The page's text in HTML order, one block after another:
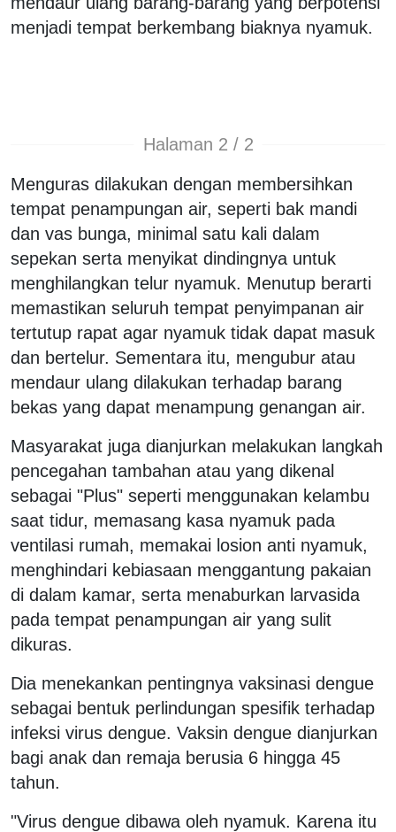
menjadi tempat berkembang biaknya nyamuk.
Halaman 2 / 2
Menguras dilakukan dengan membersihkan
tempat penampungan air, seperti bak mandi
dan vas bunga, minimal satu kali dalam
sepekan serta menyikat dindingnya untuk
menghilangkan telur nyamuk. Menutup berarti
memastikan seluruh tempat penyimpanan air
tertutup rapat agar nyamuk tidak dapat masuk
dan bertelur. Sementara itu, mengubur atau
mendaur ulang dilakukan terhadap barang
bekas yang dapat menampung genangan air.
Masyarakat juga dianjurkan melakukan langkah
pencegahan tambahan atau yang dikenal
sebagai "Plus" seperti menggunakan kelambu
saat tidur, memasang kasa nyamuk pada
ventilasi rumah, memakai losion anti nyamuk,
menghindari kebiasaan menggantung pakaian
di dalam kamar, serta menaburkan larvasida
pada tempat penampungan air yang sulit
dikuras.
Dia menekankan pentingnya vaksinasi dengue
sebagai bentuk perlindungan spesifik terhadap
infeksi virus dengue. Vaksin dengue dianjurkan
bagi anak dan remaja berusia 6 hingga 45
tahun.
"Virus dengue dibawa oleh nyamuk. Karena itu